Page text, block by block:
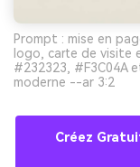
Prompt : mise en
logo, carte de visite
#232323, #F3C04A
moderne --ar 3:2
Créez